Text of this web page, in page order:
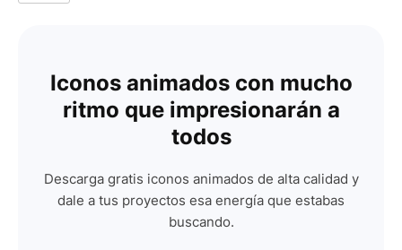
Iconos animados con mucho
ritmo que impresionarán a
todos
Descarga gratis iconos animados de alta calidad y
dale a tus proyectos esa energía que estabas
buscando.